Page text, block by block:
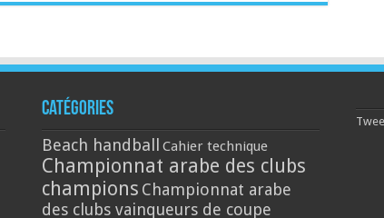
Catégories
Beach handball Cahier technique
Championnat arabe des clubs
champions Championnat arabe
des clubs vainqueurs de coupe